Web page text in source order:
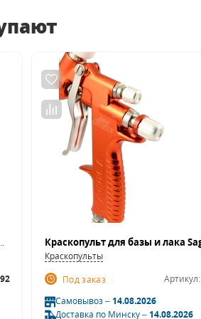
СТФ 1545-2,2
Краскопульты
Под заказ
Артикул:
Самовывоз –14.08.2026
Доставка по Минску –14.08.2026